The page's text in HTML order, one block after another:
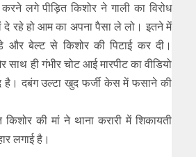
लगे पीड़ित किशोर ने गाली का विरोध
दे रहे हो आम का अपना पैसा ले लो। इतने में
और बेल्ट से किशोर की पिटाई कर दी।
ही गंभीर चोट आई मारपीट का वीडियो
है। दबंग उल्टा खुद फर्जी केस में फसाने की
की मां ने थाना करारी में शिकायती
लगाई है।